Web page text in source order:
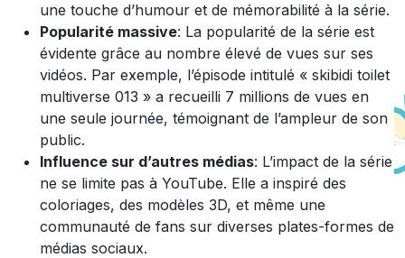
une touche d’humour et de mémorabilité à la série.
Popularité massive: La popularité de la série est
évidente grâce au nombre élevé de vues sur ses
vidéos. Par exemple, l’épisode intitulé « skibidi toilet
multiverse 013 » a recueilli 7 millions de vues en
une seule journée, témoignant de l’ampleur de son
public.
Influence sur d’autres médias: L’impact de la série
ne se limite pas à YouTube. Elle a inspiré des
coloriages, des modèles 3D, et même une
communauté de fans sur diverses plates-formes de
médias sociaux.